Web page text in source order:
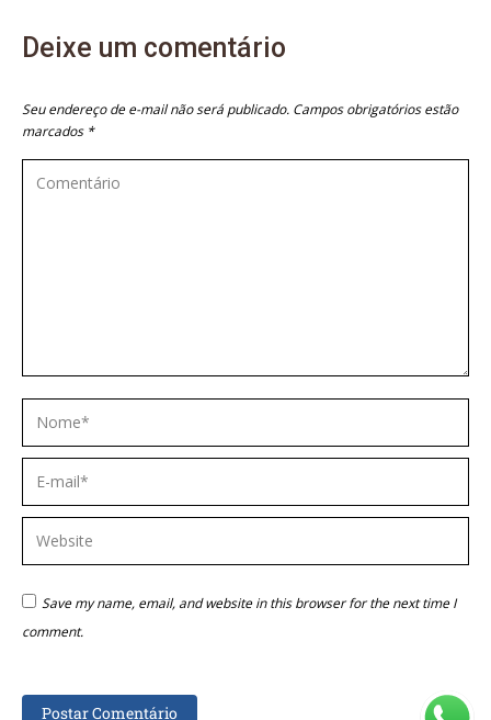
Deixe um comentário
Seu endereço de e-mail não será publicado. Campos obrigatórios estão
marcados *
Comentário
Nome *
E-mail *
Website
Save my name, email, and website in this browser for the next time I
comment.
Postar Comentário